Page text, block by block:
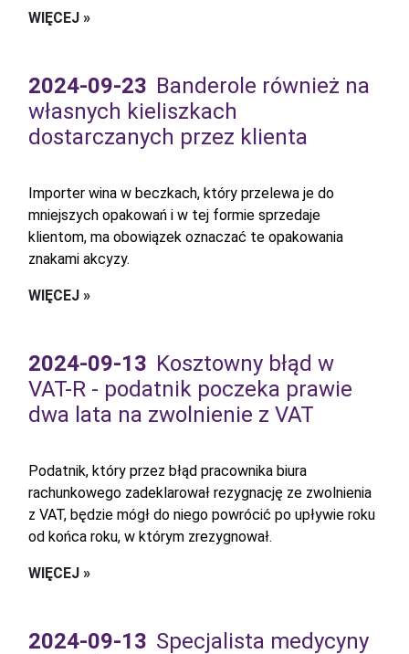
WIĘCEJ »
2024-09-23 Banderole również na
własnych kieliszkach
dostarczanych przez klienta
Importer wina w beczkach, który przelewa je do
mniejszych opakowań i w tej formie sprzedaje
klientom, ma obowiązek oznaczać te opakowania
znakami akcyzy.
WIĘCEJ »
2024-09-13 Kosztowny błąd w
VAT-R - podatnik poczeka prawie
dwa lata na zwolnienie z VAT
Podatnik, który przez błąd pracownika biura
rachunkowego zadeklarował rezygnację ze zwolnienia
z VAT, będzie mógł do niego powrócić po upływie roku
od końca roku, w którym zrezygnował.
WIĘCEJ »
2024-09-13 Specjalista medycyny